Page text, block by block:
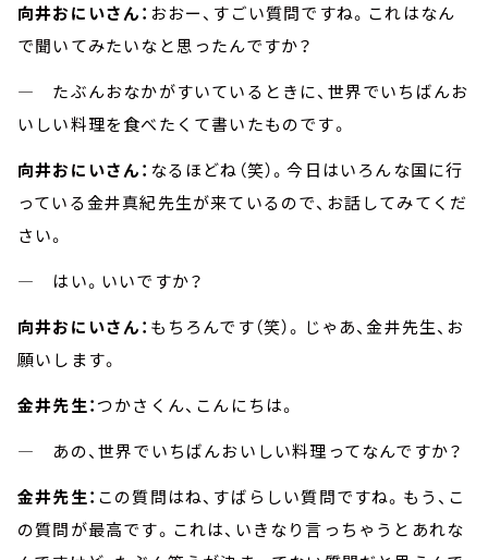
向井おにいさん： おおー、すごい質問ですね。これはなん
で聞いてみたいなと思ったんですか？
― たぶんおなかがすいているときに、世界でいちばんお
いしい料理を食べたくて書いたものです。
向井おにいさん： なるほどね（笑）。今日はいろんな国に行
っている金井真紀先生が来ているので、お話してみてくだ
さい。
― はい。いいですか？
向井おにいさん： もちろんです（笑）。じゃあ、金井先生、お
願いします。
金井先生：つかさくん、こんにちは。
― あの、世界でいちばんおいしい料理ってなんですか？
金井先生： この質問はね、すばらしい質問ですね。もう、こ
の質問が最高です。これは、いきなり言っちゃうとあれな